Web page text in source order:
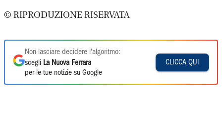
© RIPRODUZIONE RISERVATA
Non lasciare decidere l'algoritmo:
scegli La Nuova Ferrara
per le tue notizie su Google
CLICCA QUI